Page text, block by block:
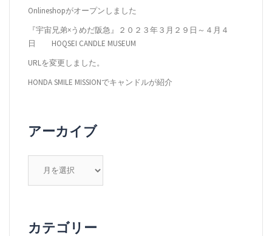
Onlineshopがオープンしました
『宇宙兄弟×うめだ阪急』２０２３年３月２９日～４月４
日 HOQSEI CANDLE MUSEUM
URLを変更しました。
HONDA SMILE MISSIONでキャンドルが紹介
アーカイブ
カ
カテゴリー